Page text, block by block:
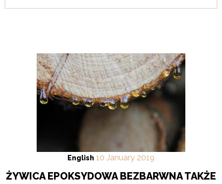
English 10 January 2019
ŻYWICA EPOKSYDOWA BEZBARWNA TAKŻE